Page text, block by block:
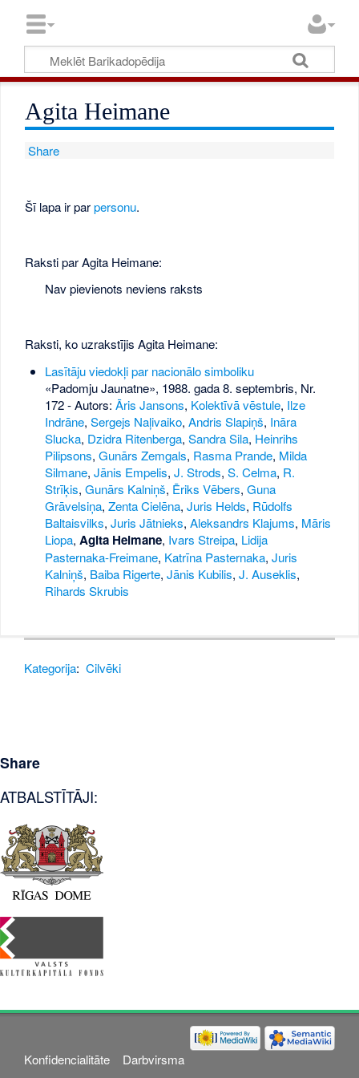
Agita Heimane
Share
Šī lapa ir parpersonu.
Raksti par Agita Heimane:
Nav pievienots neviens raksts
Raksti, ko uzrakstījis Agita Heimane:
Lasītāju viedokļi par nacionālo simboliku
«Padomju Jaunatne», 1988. gada 8. septembris, Nr.
172- Autors: Āris Jansons, Kolektīvā vēstule, Ilze
Indrāne, Sergejs Naļivaiko, Andris Slapiņš, Ināra
Slucka, Dzidra Ritenberga, Sandra Sila, Heinrihs
Pilipsons, Gunārs Zemgals, Rasma Prande, Milda
Silmane, Jānis Empelis, J. Strods, S. Celma, R.
Strīķis, Gunārs Kalniņš, Ēriks Vēbers, Guna
Grāvelsiņa, Zenta Cielēna, Juris Helds, Rūdolfs
Baltaisvilks, Juris Jātnieks, Aleksandrs Klajums, Māris
Liopa, Agita Heimane, Ivars Streipa, Lidija
Pasternaka-Freimane, Katrīna Pasternaka, Juris
Kalniņš, Baiba Rigerte, Jānis Kubilis, J. Auseklis,
Rihards Skrubis
Kategorija: Cilvēki
Share
ATBALSTĪTĀJI:
Konfidencialitāte Darbvirsma